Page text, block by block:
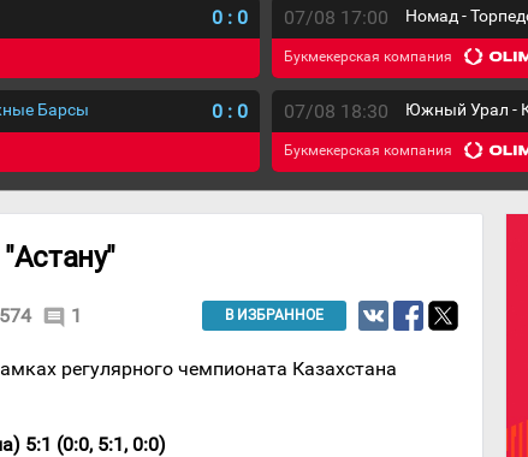
0 : 0 07/08 17:00 Номад -
Букмекерская компания
Барсы 0 : 0 07/08 18:30 Южный Урал -
Букмекерская компания
574 comment 1 В ИЗБРАННОЕ
регулярного чемпионата Казахстана
5:1 (0:0, 5:1, 0:0)